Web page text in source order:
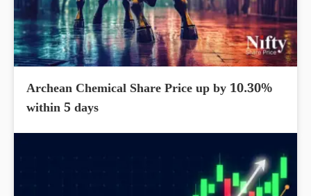
Archean Chemical Share Price up by 10.30%
within 5 days